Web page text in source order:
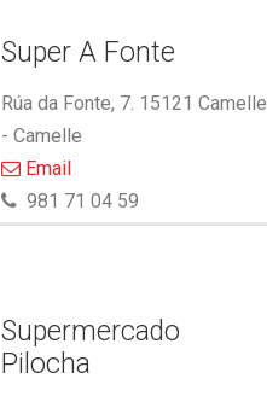
Super A Fonte
Rúa da Fonte, 7. 15121 Camelle
- Camelle
Email
981 71 04 59
Supermercado
Pilocha